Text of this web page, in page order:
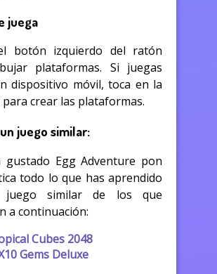
juega
botón izquierdo del ratón
plataformas. Si juegas
dispositivo móvil, toca en la
crear las plataformas.
juego similar:
gustado Egg Adventure pon
todo lo que has aprendido
similar de los que
a continuación:
Cubes 2048
Gems Deluxe